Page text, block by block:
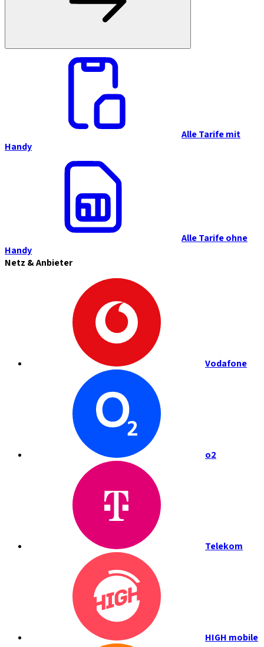
Alle Tarife mit
Handy
Alle Tarife ohne
Handy
Netz & Anbieter
Vodafone
o2
Telekom
HIGH mobile